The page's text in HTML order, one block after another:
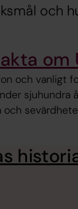
och
om
och vanligt
sjuhundra